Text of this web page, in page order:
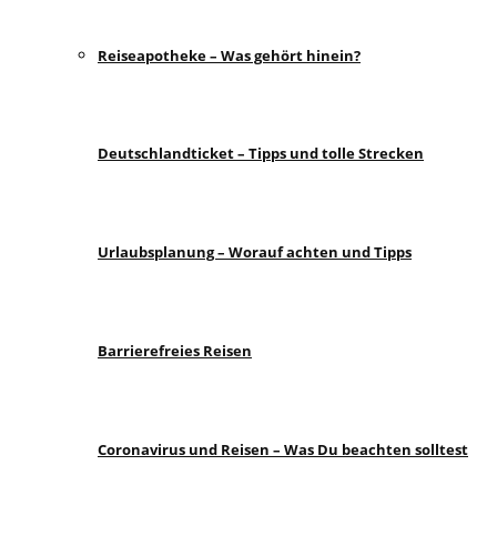
Reiseapotheke – Was gehört hinein?
Deutschlandticket – Tipps und tolle Strecken
Urlaubsplanung – Worauf achten und Tipps
Barrierefreies Reisen
Coronavirus und Reisen – Was Du beachten solltest